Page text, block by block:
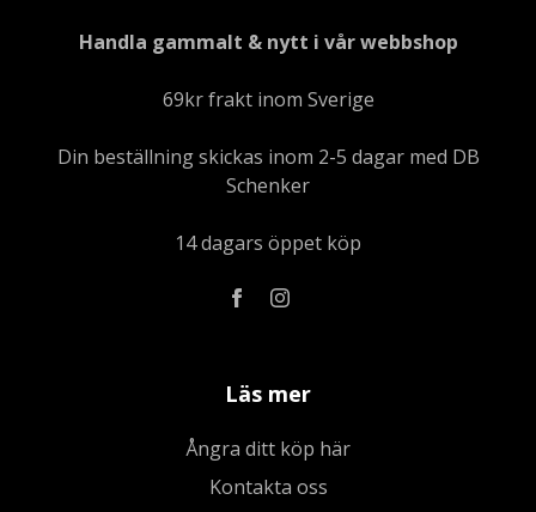
Handla gammalt & nytt i vår webbshop
69kr frakt inom Sverige
Din beställning skickas inom 2-5 dagar med DB
Schenker
14 dagars öppet köp
Läs mer
Ångra ditt köp här
Kontakta oss